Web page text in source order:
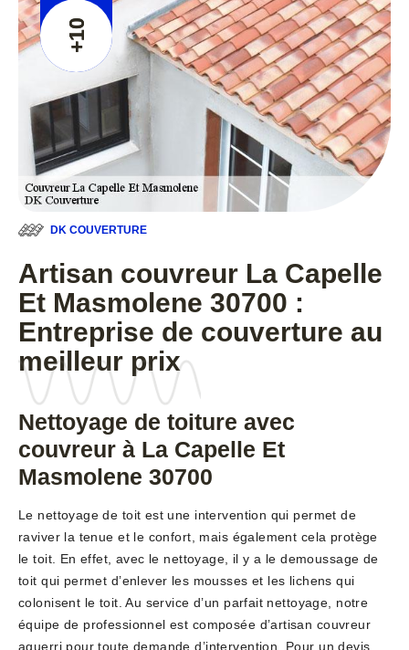
+10
DK COUVERTURE
Artisan couvreur La Capelle
Et Masmolene 30700 :
Entreprise de couverture au
meilleur prix
Nettoyage de toiture avec
couvreur à La Capelle Et
Masmolene 30700
Le nettoyage de toit est une intervention qui permet de
raviver la tenue et le confort, mais également cela protège
le toit. En effet, avec le nettoyage, il y a le demoussage de
toit qui permet d’enlever les mousses et les lichens qui
colonisent le toit. Au service d’un parfait nettoyage, notre
équipe de professionnel est composée d’artisan couvreur
aguerri pour toute demande d’intervention. Pour un devis